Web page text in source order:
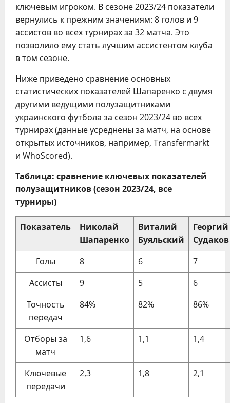
ключевым игроком. В сезоне 2023/24 показатели
вернулись к прежним значениям: 8 голов и 9
ассистов во всех турнирах за 32 матча. Это
позволило ему стать лучшим ассистентом клуба
в том сезоне.
Ниже приведено сравнение основных
статистических показателей Шапаренко с двумя
другими ведущими полузащитниками
украинского футбола за сезон 2023/24 во всех
турнирах (данные усреднены за матч, на основе
открытых источников, например, Transfermarkt
и WhoScored).
Таблица: сравнение ключевых показателей
полузащитников (сезон 2023/24, все
турниры)
Показатель
Николай
Шапаренко
Виталий
Буяльский
Георгий
Судаков
Голы
8 6
7
Ассисты
9 5
6
Точность
передач
84% 82% 86%
Отборы за
матч
1,6 1,1 1,4
Ключевые
передачи
2,3 1,8 2,1